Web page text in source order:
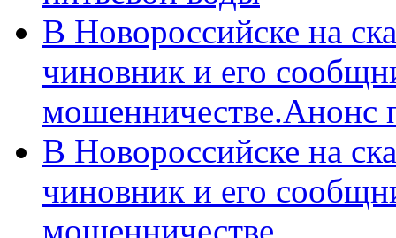
В Новороссийске на
чиновник и его
мошенничестве.Анонс
В Новороссийске на
чиновник и его
мошенничестве